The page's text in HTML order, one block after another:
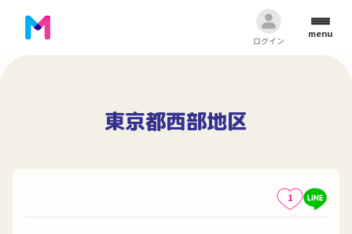
ログイン
menu
東京都西部地区
1